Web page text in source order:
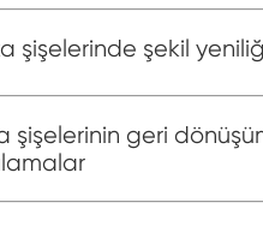
şişelerinde şekil
şişelerinin geri